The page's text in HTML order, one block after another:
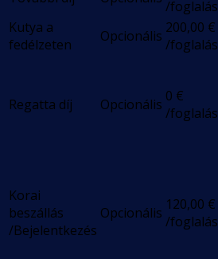
/foglalás
Kutya a
fedélzeten
Opcionális 200,00 €
/foglalás
Regatta díj Opcionális 0 €
/foglalás
Korai
beszállás
/Bejelentkezés
Opcionális 120,00 €
/foglalás